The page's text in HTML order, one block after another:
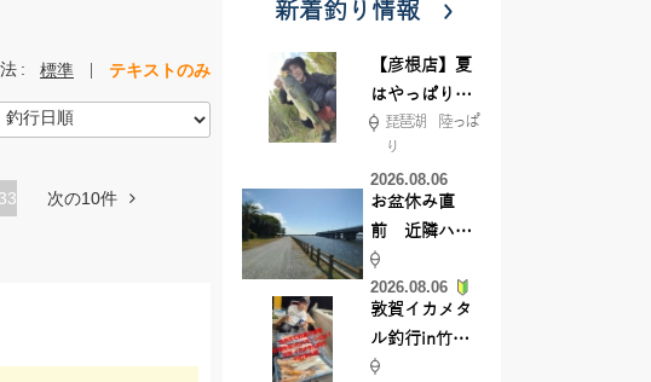
標準 テキストのみ
次の10件
新着釣り情報
【彦根店】夏
はやっぱりカ
バー撃ち
【45cmキャ
ッチ】
琵琶湖 陸っぱ
り
2026.08.06
お盆休み直
前 近隣ハゼ
釣り場調査し
てきました
2026.08.06
敦賀イカメタ
ル釣行in竹宝
丸様 釣り方で